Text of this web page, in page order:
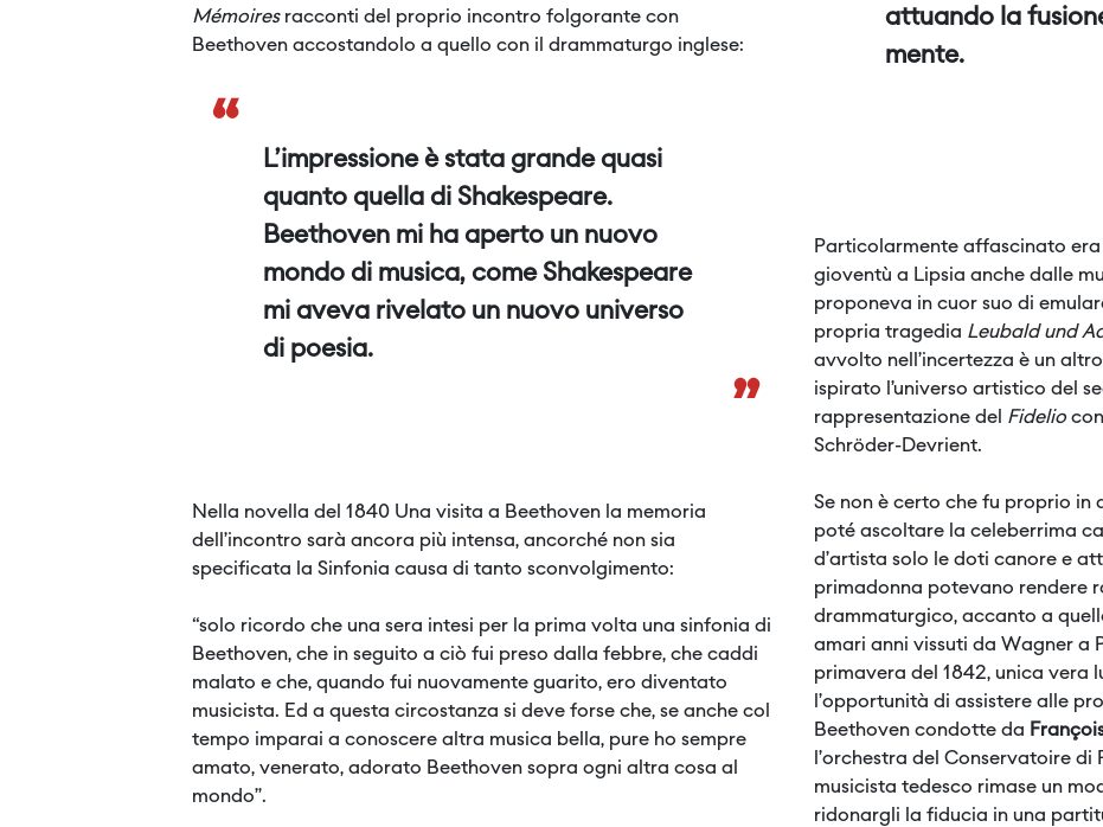
Mémoires racconti del proprio incontro folgorante con
Beethoven accostandolo a quello con il drammaturgo inglese:
“
L’impressione è stata grande quasi
quanto quella di Shakespeare.
Beethoven mi ha aperto un nuovo
mondo di musica, come Shakespeare
mi aveva rivelato un nuovo universo
di poesia.
”
Nella novella del 1840 Una visita a Beethoven la memoria
dell’incontro sarà ancora più intensa, ancorché non sia
specificata la Sinfonia causa di tanto sconvolgimento:
“solo ricordo che una sera intesi per la prima volta una sinfonia di
Beethoven, che in seguito a ciò fui preso dalla febbre, che caddi
malato e che, quando fui nuovamente guarito, ero diventato
musicista. Ed a questa circostanza si deve forse che, se anche col
tempo imparai a conoscere altra musica bella, pure ho sempre
amato, venerato, adorato Beethoven sopra ogni altra cosa al
mondo”.
attuando la
mente.
Particolarmente affascinato
gioventù a Lipsia anche dalle
proponeva in cuor suo di
propria tragedia Leubald und
avvolto nell’incertezza è un
ispirato l’universo artistico del
rappresentazione del Fidelio
Schröder-Devrient.
Se non è certo che fu proprio in
poté ascoltare la celeberrima
d’artista solo le doti canore e
primadonna potevano rendere
drammaturgico, accanto a
amari anni vissuti da Wagner a
primavera del 1842, unica vera
l’opportunità di assistere alle
Beethoven condotte da
l’orchestra del Conservatoire di
musicista tedesco rimase un
ridonargli la fiducia in una